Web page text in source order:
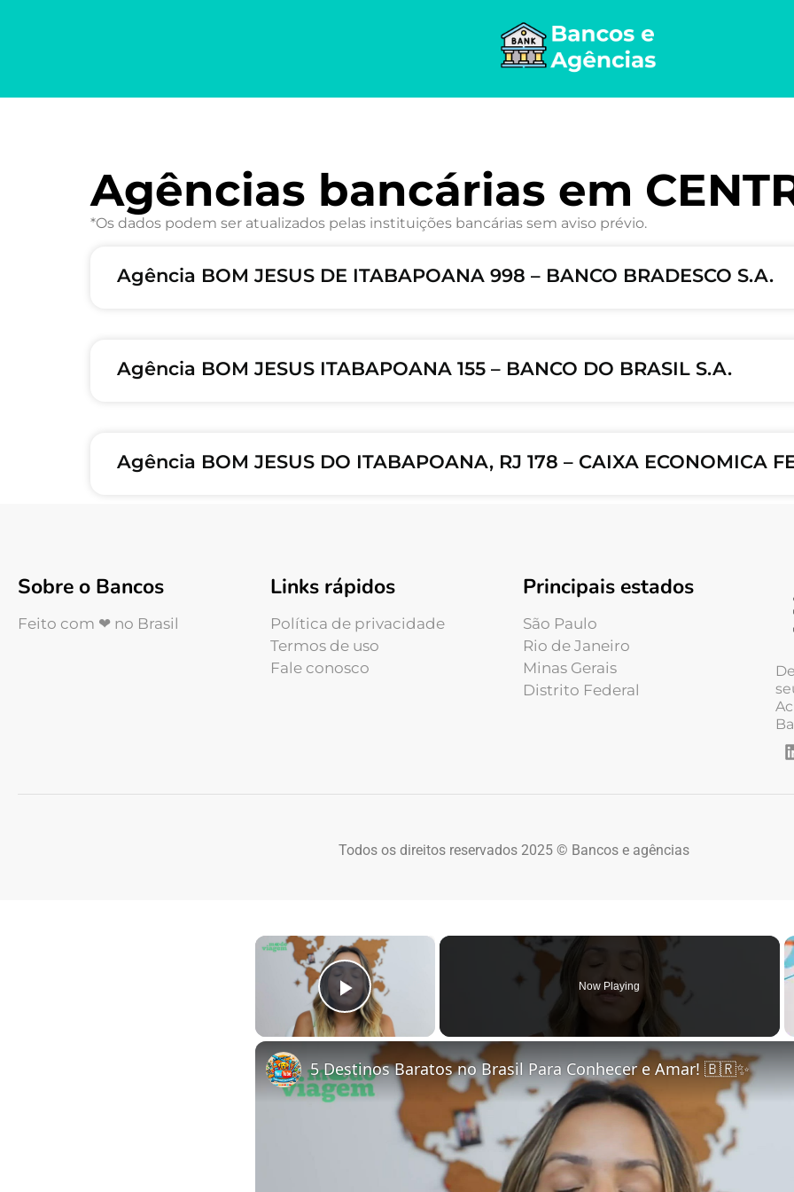
Agências bancárias em
*Os dados podem ser atualizados pelas instituições bancárias sem aviso prévio.
Agência BOM JESUS DE ITABAPOANA 998 – BANCO BRADESCO S.A.
Agência BOM JESUS ITABAPOANA 155 – BANCO DO BRASIL S.A.
Agência BOM JESUS DO ITABAPOANA, RJ 178 – CAIXA ECONOMICA
Sobre o Bancos
Feito com ❤ no Brasil
Links rápidos
Política de privacidade
Termos de uso
Fale conosco
Principais estados
São Paulo
Rio de Janeiro
Minas Gerais
Distrito Federal
Todos os direitos reservados 2025 © Bancos e agências
×
Play Video
Now Playing
5 Destinos Baratos no Brasil Para Conhecer e Amar! 🇧🇷✨